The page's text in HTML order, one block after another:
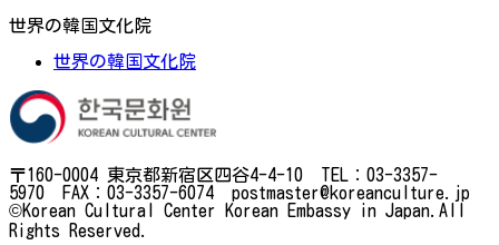
世界の韓国文化院
世界の韓国文化院
〒160-0004 東京都新宿区四谷4-4-10 TEL：03-3357-
5970 FAX：03-3357-6074 postmaster@koreanculture.jp
©Korean Cultural Center Korean Embassy in Japan.All
Rights Reserved.